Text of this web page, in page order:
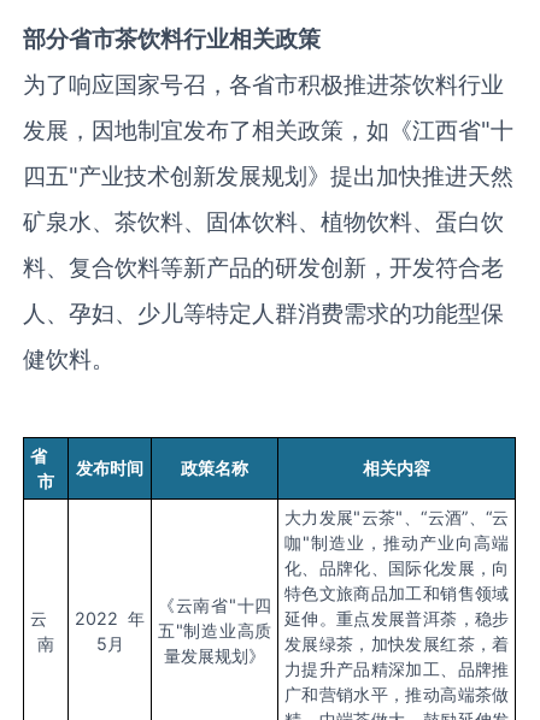
部分省市茶饮料行业相关政策
为了响应国家号召，各省市积极推进茶饮料行业
发展，因地制宜发布了相关政策 ，如 《江西省"十
四五"产业技术创新发展规划》提出加快推进天然
矿泉水、茶饮料、固体饮料、植物饮料、蛋白饮
料、复合饮料等新产品的研发创新，开发符合老
人、孕妇、少儿等特定人群消费需求的功能型保
健饮料。
省
市
发布时间 政策名称 相关内容
云
南
2022年
5月
《云南省"十四
五"制造业高质
量发展规划》
大力发展"云茶"、“云酒”、“云
咖"制造业，推动产业向高端
化、品牌化、国际化发展，向
特色文旅商品加工和销售领域
延伸。重点发展普洱荼，稳步
发展绿茶，加快发展红茶，着
力提升产品精深加工、品牌推
广和营销水平，推动高端茶做